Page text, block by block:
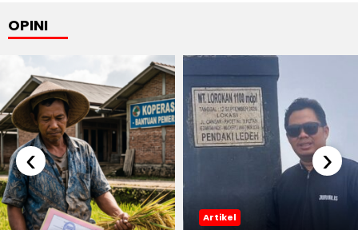
OPINI
Artikel
‹ ›